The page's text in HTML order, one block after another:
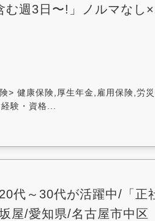
週3日〜!」ノルマな
> 健康保険,厚生年金,雇用保険,労
験・資格...
代～30代が活躍中/「正
屋/愛知県/名古屋市中区